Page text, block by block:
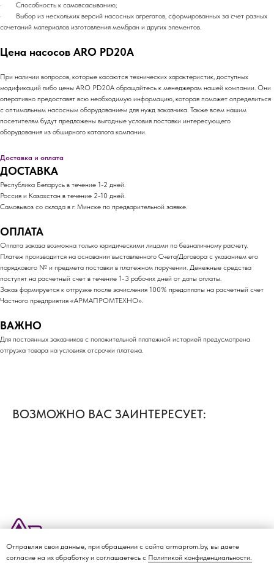
· Способность к самовсасыванию;
· Выбор из нескольких версий насосных агрегатов, сформированных за счет разных
сочетаний материалов изготовления мембран и других элементов.
Цена насосов ARO PD20A
При наличии вопросов, которые касаются технических характеристик, доступных
модификаций либо цены ARO PD20A обращайтесь к менеджерам нашей компании. Они
оперативно предоставят всю необходимую информацию, которая поможет определиться
с оптимальным насосным оборудованием для нужд заказчика. Также всем нашим
посетителям будут предложены выгодные условия поставки интересующего
оборудования из обширного каталога компании.
Доставка и оплата
ДОСТАВКА
Республика Беларусь в течение 1-2 дней.
Россия и Казахстан в течение 2-10 дней.
Самовывоз со склада в г. Минске по предварительной заявке.
ОПЛАТА
Оплата заказа возможна только юридическими лицами по безналичному расчету.
Платеж производится на основании выставленного Счета/Договора с указанием его
порядкового № и предмета поставки в платежном поручении. Денежные средства
поступят на расчетный счет в течение 1-3 рабочих дней от даты оплаты.
Заказ формируется к отгрузке после зачисления 100% предоплаты на расчетный счет
Частного предприятия «АРМАПРОМТЕХНО».
ВАЖНО
Для постоянных заказчиков с положительной платежной историей предусмотрена
отгрузка товара на условиях отсрочки платежа.
ВОЗМОЖНО ВАС ЗАИНТЕРЕСУЕТ:
Политика
О КОМПАНИИ ДОСТАВКА И ОПЛАТА КОНТАКТЫ
Отправляя свои данные, при обращении с сайта armaprom.by, вы даете
согласие на их обработку и соглашаетесь с Политикой конфиденциальности.